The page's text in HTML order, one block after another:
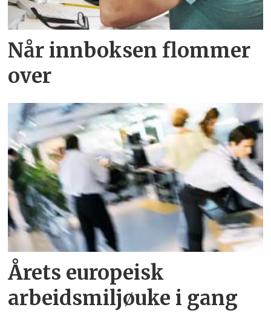
Når innboksen flommer
over
Årets europeisk
arbeidsmiljøuke i gang